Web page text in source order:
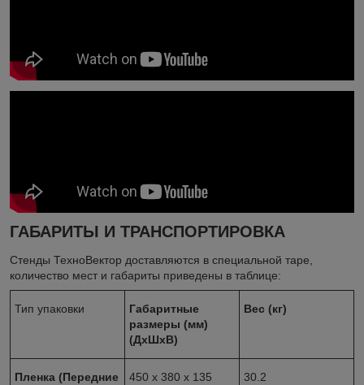
ГАБАРИТЫ И ТРАНСПОРТИРОВКА
Стенды ТехноВектор доставляются в специальной таре,
количество мест и габариты приведены в таблице:
Тип упаковки
Габаритные
размеры (мм)
(ДхШхВ)
Вес (кг)
Пленка (Передние
450 x 380 x 135 30.2